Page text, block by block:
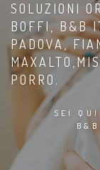
SOLUZIONI
BOFFI, B&B
PADOVA,
PORRO.
SEI